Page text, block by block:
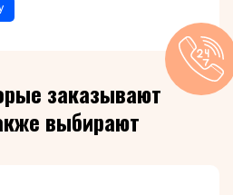
заказывают
выбирают